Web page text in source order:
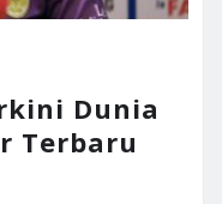
Dunia
Terbaru